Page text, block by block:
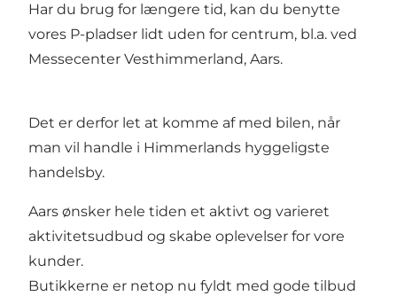
Har du brug for længere tid, kan du benytte
vores P-pladser lidt uden for centrum, bl.a. ved
Messecenter Vesthimmerland, Aars.
Det er derfor let at komme af med bilen, når
man vil handle i Himmerlands hyggeligste
handelsby.
Aars ønsker hele tiden et aktivt og varieret
aktivitetsudbud og skabe oplevelser for vore
kunder.
Butikkerne er netop nu fyldt med gode tilbud